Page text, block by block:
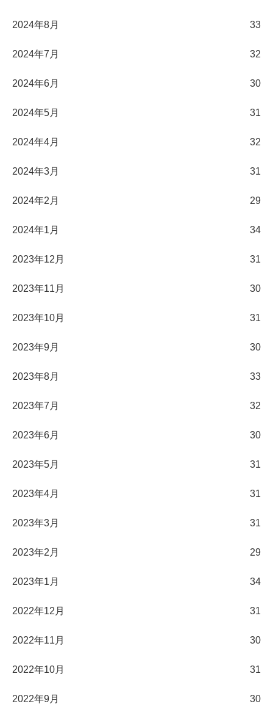
2024年8月 33
2024年7月 32
2024年6月 30
2024年5月 31
2024年4月 32
2024年3月 31
2024年2月 29
2024年1月 34
2023年12月 31
2023年11月 30
2023年10月 31
2023年9月 30
2023年8月 33
2023年7月 32
2023年6月 30
2023年5月 31
2023年4月 31
2023年3月 31
2023年2月 29
2023年1月 34
2022年12月 31
2022年11月 30
2022年10月 31
2022年9月 30